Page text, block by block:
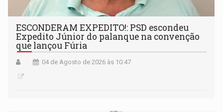
ESCONDERAM EXPEDITO!: PSD escondeu
Expedito Júnior do palanque na convenção
que lançou Fúria
04 de Agosto de 2026 às 10:47